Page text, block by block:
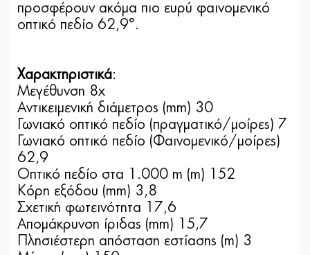
προσφέρουν ακόμα πιο ευρύ φαινομενικό
οπτικό πεδίο 62,9°.
Χαρακτηριστικά:
Μεγέθυνση 8x
Αντικειμενική διάμετρος (mm) 30
Γωνιακό οπτικό πεδίο (πραγματικό/μοίρες) 7
Γωνιακό οπτικό πεδίο (Φαινομενικό/μοίρες)
62,9
Οπτικό πεδίο στα 1.000 m (m) 152
Κόρη εξόδου (mm) 3,8
Σχετική φωτεινότητα 17,6
Απομάκρυνση ίριδας (mm) 15,7
Πλησιέστερη απόσταση εστίασης (m) 3